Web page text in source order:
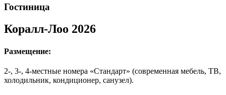
Гостиница
Коралл-Лоо 2026
Размещение:
2-, 3-, 4-местные номера «Стандарт» (современная мебель, ТВ,
холодильник, кондиционер, санузел).